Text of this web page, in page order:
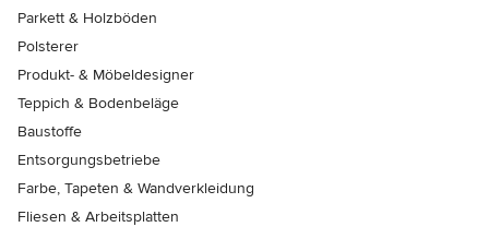
Parkett & Holzböden
Polsterer
Produkt- & Möbeldesigner
Teppich & Bodenbeläge
Baustoffe
Entsorgungsbetriebe
Farbe, Tapeten & Wandverkleidung
Fliesen & Arbeitsplatten